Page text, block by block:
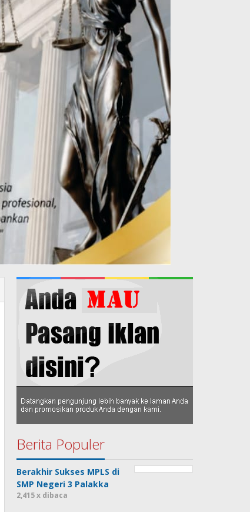
Berita Populer
Berakhir Sukses MPLS di
SMP Negeri 3 Palakka
2,415 x dibaca